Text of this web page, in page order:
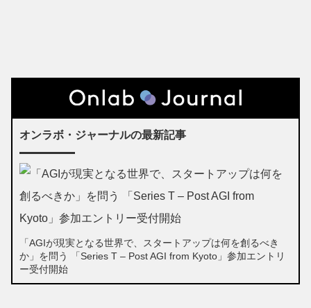
オンラボ・ジャーナルの最新記事
「AGIが現実となる世界で、スタートアップは何を創るべき
か」を問う 「Series T – Post AGI from Kyoto」参加エントリ
ー受付開始